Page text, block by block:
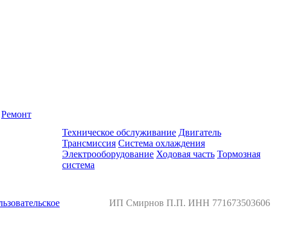
Ремонт
Техническое обслуживание Двигатель
Трансмиссия Система охлаждения
Электрооборудование Ходовая часть Тормозная
система
ИП Смирнов П.П. ИНН 771673503606